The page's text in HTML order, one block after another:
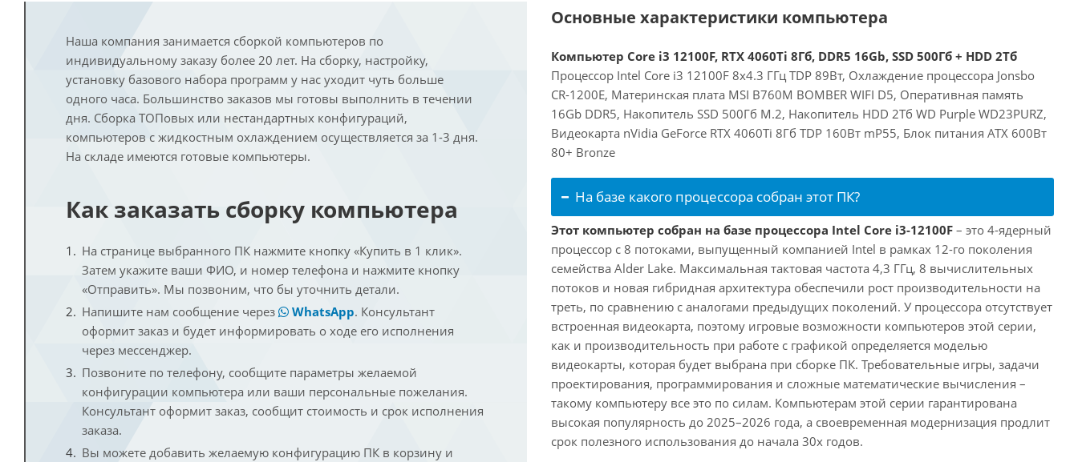
Наша компания занимается сборкой компьютеров по
индивидуальному заказу более 20 лет. На сборку, настройку,
установку базового набора программ у нас уходит чуть больше
одного часа. Большинство заказов мы готовы выполнить в течении
дня. Сборка ТОПовых или нестандартных конфигураций,
компьютеров с жидкостным охлаждением осуществляется за 1-3 дня.
На складе имеются готовые компьютеры.
Как заказать сборку компьютера
На странице выбранного ПК нажмите кнопку «Купить в 1 клик».
Затем укажите ваши ФИО, и номер телефона и нажмите кнопку
«Отправить». Мы позвоним, что бы уточнить детали.
Напишите нам сообщение через
WhatsApp. Консультант
оформит заказ и будет информировать о ходе его исполнения
через мессенджер.
Позвоните по телефону, сообщите параметры желаемой
конфигурации компьютера или ваши персональные пожелания.
Консультант оформит заказ, сообщит стоимость и срок исполнения
заказа.
Вы можете добавить желаемую конфигурацию ПК в корзину и
Основные характеристики компьютера
Компьютер Core i3 12100F, RTX 4060Ti 8Гб, DDR5 16Gb, SSD 500Гб + HDD 2Тб
Процессор Intel Core i3 12100F 8x4.3 ГГц TDP 89Вт, Охлаждение процессора Jonsbo
CR-1200E, Материнская плата MSI B760M BOMBER WIFI D5, Оперативная память
16Gb DDR5, Накопитель SSD 500Гб M.2, Накопитель HDD 2Тб WD Purple WD23PURZ,
Видеокарта nVidia GeForce RTX 4060Ti 8Гб TDP 160Вт mP55, Блок питания ATX 600Вт
80+ Bronze
На базе какого процессора собран этот ПК?
Этот компьютер собран на базе процессора Intel Core i3-12100F – это 4-ядерный
процессор с 8 потоками, выпущенный компанией Intel в рамках 12-го поколения
семейства Alder Lake. Максимальная тактовая частота 4,3 ГГц, 8 вычислительных
потоков и новая гибридная архитектура обеспечили рост производительности на
треть, по сравнению с аналогами предыдущих поколений. У процессора отсутствует
встроенная видеокарта, поэтому игровые возможности компьютеров этой серии,
как и производительность при работе с графикой определяется моделью
видеокарты, которая будет выбрана при сборке ПК. Требовательные игры, задачи
проектирования, программирования и сложные математические вычисления –
такому компьютеру все это по силам. Компьютерам этой серии гарантирована
высокая популярность до 2025–2026 года, а своевременная модернизация продлит
срок полезного использования до начала 30х годов.